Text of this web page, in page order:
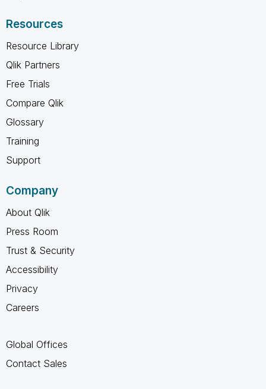
Resources
Resource Library
Qlik Partners
Free Trials
Compare Qlik
Glossary
Training
Support
Company
About Qlik
Press Room
Trust & Security
Accessibility
Privacy
Careers
Global Offices
Contact Sales